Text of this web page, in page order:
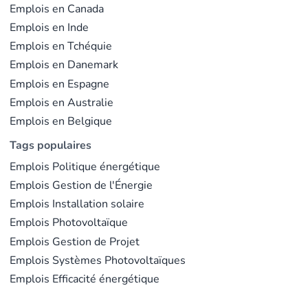
Emplois en Canada
Emplois en Inde
Emplois en Tchéquie
Emplois en Danemark
Emplois en Espagne
Emplois en Australie
Emplois en Belgique
Tags populaires
Emplois Politique énergétique
Emplois Gestion de l'Énergie
Emplois Installation solaire
Emplois Photovoltaïque
Emplois Gestion de Projet
Emplois Systèmes Photovoltaïques
Emplois Efficacité énergétique